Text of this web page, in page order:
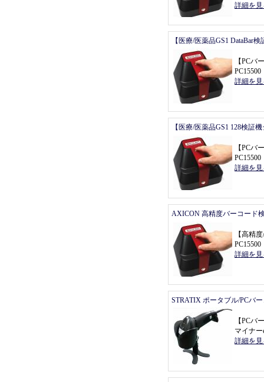
詳細を
【医療/医薬品GS1 DataBar
【PCバ
詳細を
【医療/医薬品GS1 128検証
【PCバ
詳細を
AXICON 高精度バーコード
【高精
詳細を
STRATIX ポータブル/PCバ
【PCバ
マイナー
詳細を